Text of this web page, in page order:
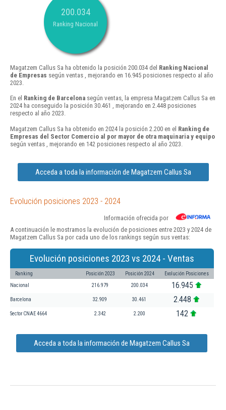
200.034
Ranking Nacional
Magatzem Callus Sa ha obtenido la posición 200.034 del Ranking Nacional
de Empresas según ventas , mejorando en 16.945 posiciones respecto al año
2023.
En el Ranking de Barcelona según ventas, la empresa Magatzem Callus Sa en
2024 ha conseguido la posición 30.461 , mejorando en 2.448 posiciones
respecto al año 2023.
Magatzem Callus Sa ha obtenido en 2024 la posición 2.200 en el Ranking de
Empresas del Sector Comercio al por mayor de otra maquinaria y equipo
según ventas , mejorando en 142 posiciones respecto al año 2023.
Acceda a toda la información de Magatzem Callus Sa
Evolución posiciones 2023 - 2024
Información ofrecida por
A continuación le mostramos la evolución de posiciones entre 2023 y 2024 de
Magatzem Callus Sa por cada uno de los rankings según sus ventas:
Evolución posiciones 2023 vs 2024 - Ventas
Ranking Posición 2023 Posición 2024 Evolución Posiciones
Nacional 216.979 200.034 16.945
Barcelona 32.909 30.461 2.448
Sector CNAE 4664 2.342 2.200 142
Acceda a toda la información de Magatzem Callus Sa